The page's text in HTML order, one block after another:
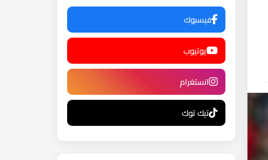
فيسبوك
يوتيوب
انستغرام
تيك توك